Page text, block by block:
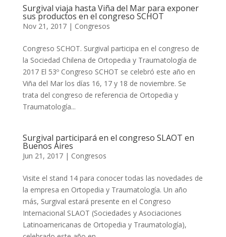
Surgival viaja hasta Viña del Mar para exponer
sus productos en el congreso SCHOT
Nov 21, 2017| Congresos
Congreso SCHOT. Surgival participa en el congreso de
la Sociedad Chilena de Ortopedia y Traumatología de
2017 El 53º Congreso SCHOT se celebró este año en
Viña del Mar los días 16, 17 y 18 de noviembre. Se
trata del congreso de referencia de Ortopedia y
Traumatología...
Surgival participará en el congreso SLAOT en
Buenos Aires
Jun 21, 2017| Congresos
Visite el stand 14 para conocer todas las novedades de
la empresa en Ortopedia y Traumatología. Un año
más, Surgival estará presente en el Congreso
Internacional SLAOT (Sociedades y Asociaciones
Latinoamericanas de Ortopedia y Traumatología),